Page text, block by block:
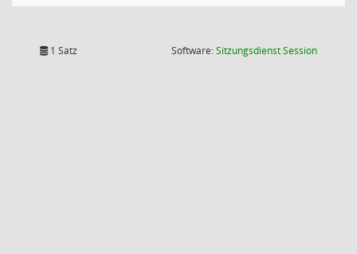
1 Satz Software:SitzungsdienstSession(Wird in